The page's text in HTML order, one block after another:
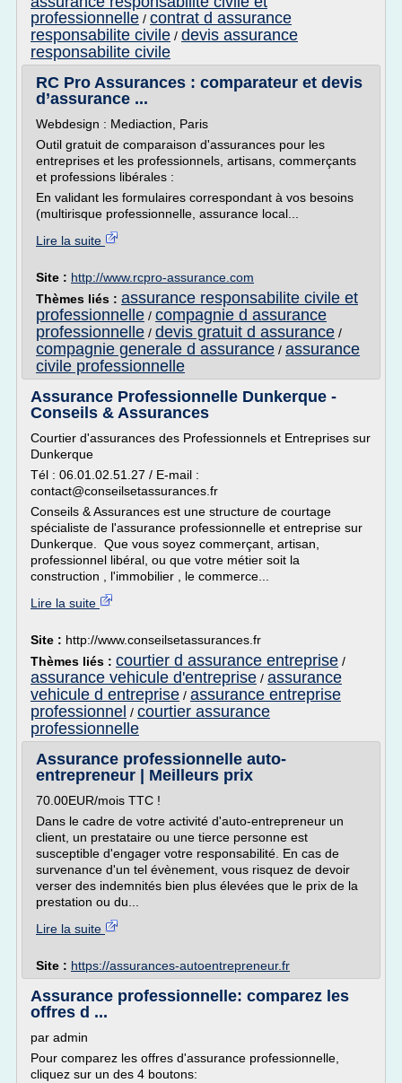
professionnelle / contrat d assurance
responsabilite civile / devis assurance
responsabilite civile
RC Pro Assurances : comparateur et devis
d’assurance ...
Webdesign : Mediaction, Paris
Outil gratuit de comparaison d'assurances pour les
entreprises et les professionnels, artisans, commerçants
et professions libérales :
En validant les formulaires correspondant à vos besoins
(multirisque professionnelle, assurance local...
Lire la suite
Site : http://www.rcpro-assurance.com
Thèmes liés : assurance responsabilite civile et
professionnelle / compagnie d assurance
professionnelle / devis gratuit d assurance /
compagnie generale d assurance / assurance
civile professionnelle
Assurance Professionnelle Dunkerque -
Conseils & Assurances
Courtier d'assurances des Professionnels et Entreprises sur
Dunkerque
Tél : 06.01.02.51.27 / E-mail :
contact@conseilsetassurances.fr
Conseils & Assurances est une structure de courtage
spécialiste de l'assurance professionnelle et entreprise sur
Dunkerque. Que vous soyez commerçant, artisan,
professionnel libéral, ou que votre métier soit la
construction , l'immobilier , le commerce...
Lire la suite
Site : http://www.conseilsetassurances.fr
Thèmes liés : courtier d assurance entreprise /
assurance vehicule d'entreprise / assurance
vehicule d entreprise / assurance entreprise
professionnel / courtier assurance
professionnelle
Assurance professionnelle auto-
entrepreneur | Meilleurs prix
70.00EUR/mois TTC !
Dans le cadre de votre activité d'auto-entrepreneur un
client, un prestataire ou une tierce personne est
susceptible d'engager votre responsabilité. En cas de
survenance d'un tel évènement, vous risquez de devoir
verser des indemnités bien plus élevées que le prix de la
prestation ou du...
Lire la suite
Site : https://assurances-autoentrepreneur.fr
Assurance professionnelle: comparez les
offres d ...
par admin
Pour comparez les offres d'assurance professionnelle,
cliquez sur un des 4 boutons: